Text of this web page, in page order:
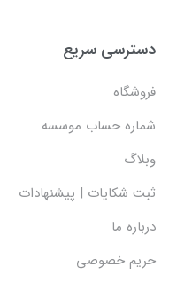
دسترسی سریع
فروشگاه
شماره حساب موسسه
وبلاگ
ثبت شکایات | پیشنهادات
درباره ما
حریم خصوصی